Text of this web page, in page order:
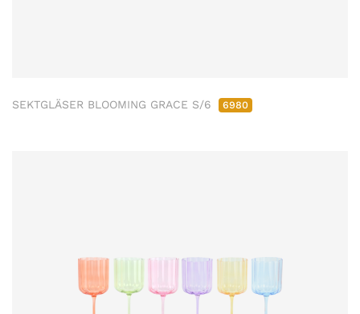
SEKTGLÄSER BLOOMING GRACE S/6 6980